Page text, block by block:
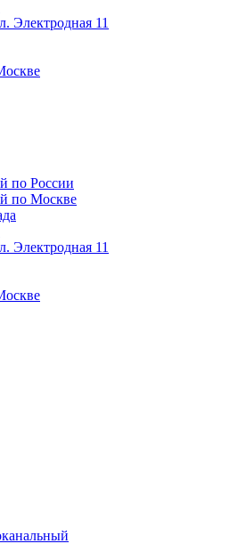
Электродная 11
по России
по Москве
Электродная 11